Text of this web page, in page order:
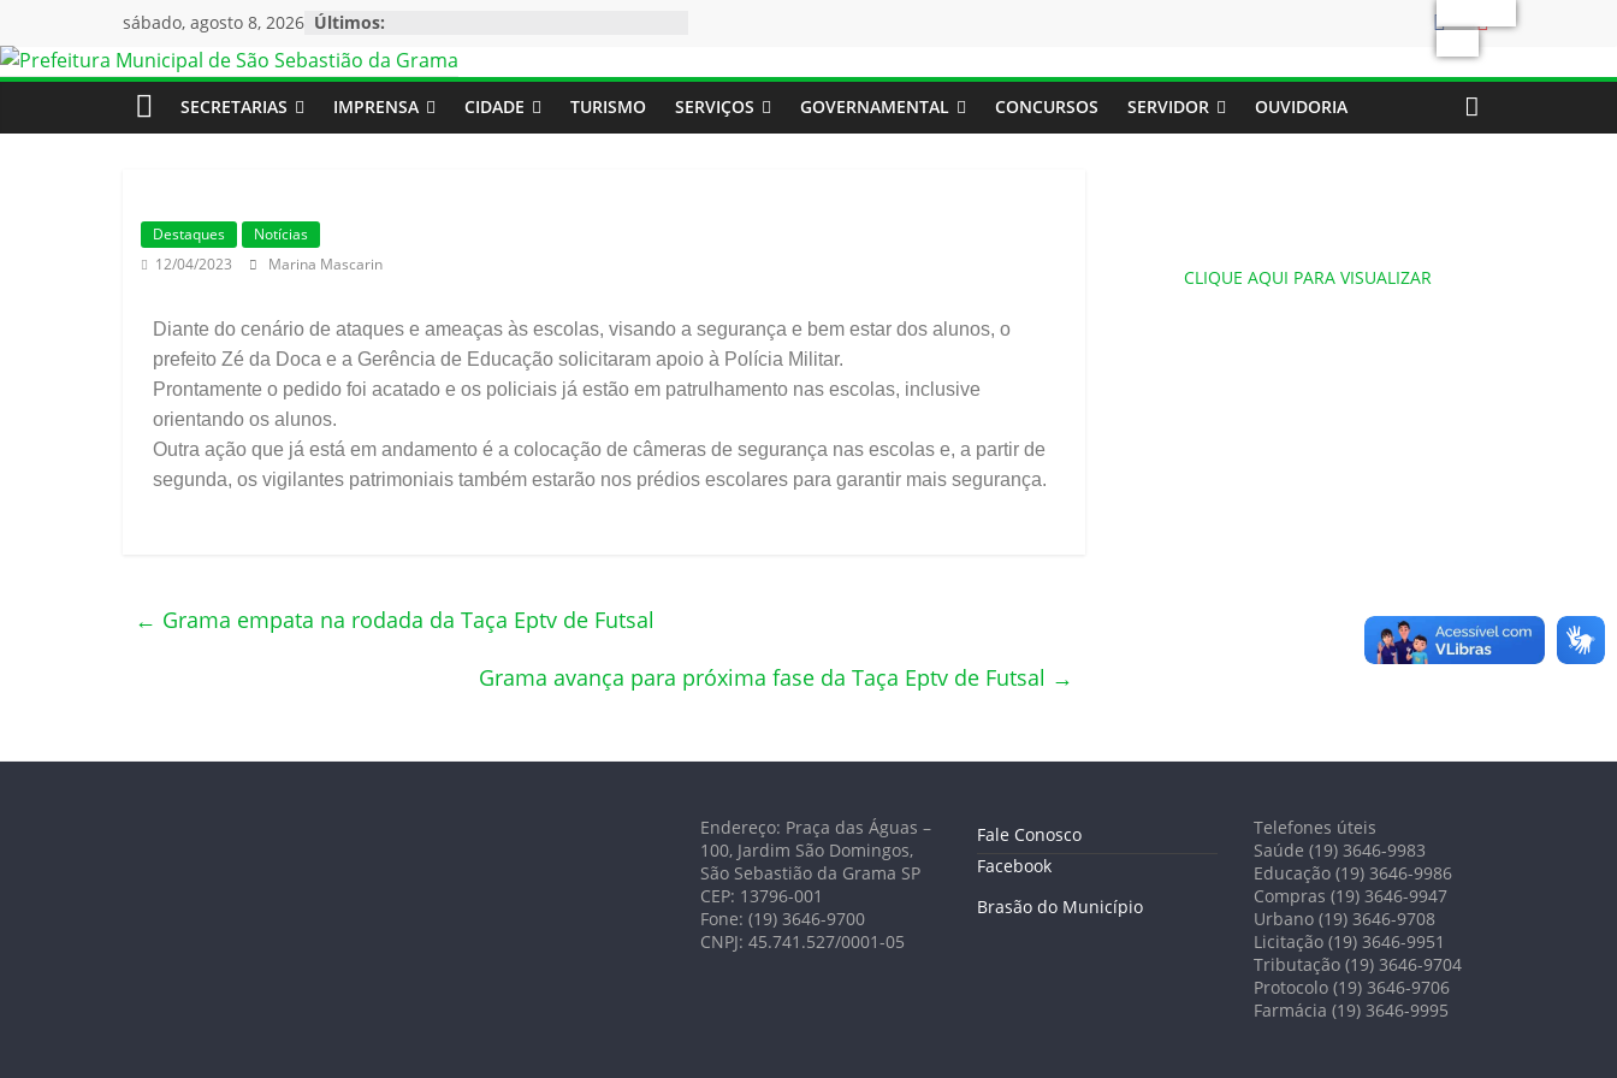
sábado, agosto 8, 2026 Últimos:
SECRETARIAS IMPRENSA CIDADE TURISMO SERVIÇOS GOVERNAMENTAL CONCURSOS SERVIDOR OUVIDORIA
Destaques
Notícias
12/04/2023
Marina Mascarin
Diante do cenário de ataques e ameaças às escolas, visando a segurança e bem estar dos alunos, o
prefeito Zé da Doca e a Gerência de Educação solicitaram apoio à Polícia Militar.
Prontamente o pedido foi acatado e os policiais já estão em patrulhamento nas escolas, inclusive
orientando os alunos.
Outra ação que já está em andamento é a colocação de câmeras de segurança nas escolas e, a partir de
segunda, os vigilantes patrimoniais também estarão nos prédios escolares para garantir mais segurança.
← Grama empata na rodada da Taça Eptv de Futsal
Grama avança para próxima fase da Taça Eptv de Futsal →
CLIQUE AQUI PARA VISUALIZAR
Endereço: Praça das Águas –
100, Jardim São Domingos,
São Sebastião da Grama SP
CEP: 13796-001
Fone: (19) 3646-9700
CNPJ: 45.741.527/0001-05
Fale Conosco
Facebook
Brasão do Município
Telefones úteis
Saúde (19) 3646-9983
Educação (19) 3646-9986
Compras (19) 3646-9947
Urbano (19) 3646-9708
Licitação (19) 3646-9951
Tributação (19) 3646-9704
Protocolo (19) 3646-9706
Farmácia (19) 3646-9995